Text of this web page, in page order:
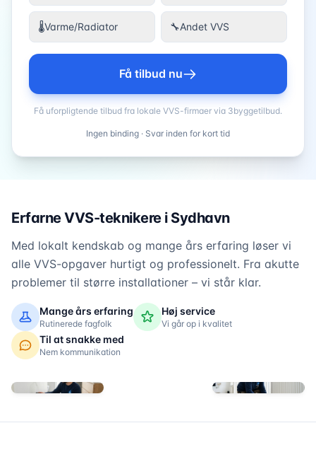
🌡️Varme/Radiator 🔧Andet VVS
Få tilbud nu
Få uforpligtende tilbud fra lokale VVS-firmaer via 3byggetilbud.
Ingen binding · Svar inden for kort tid
Erfarne VVS-teknikere i Sydhavn
Med lokalt kendskab og mange års erfaring løser vi
alle VVS-opgaver hurtigt og professionelt. Fra akutte
problemer til større installationer – vi står klar.
Mange års erfaring
Rutinerede fagfolk
Høj service
Vi går op i kvalitet
Til at snakke med
Nem kommunikation